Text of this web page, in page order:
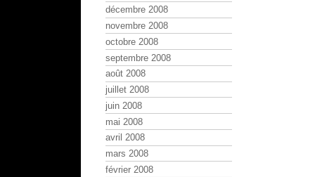
décembre 2008
novembre 2008
octobre 2008
septembre 2008
août 2008
juillet 2008
juin 2008
mai 2008
avril 2008
mars 2008
février 2008